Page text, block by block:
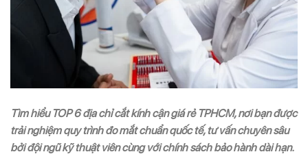
Tìm hiểu TOP 6 địa chỉ cắt kính cận giá rẻ TPHCM, nơi bạn được
trải nghiệm quy trình đo mắt chuẩn quốc tế, tư vấn chuyên sâu
bởi đội ngũ kỹ thuật viên cùng với chính sách bảo hành dài hạn.